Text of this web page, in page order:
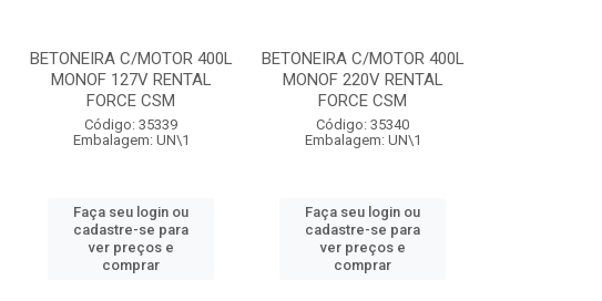
BETONEIRA C/MOTOR 400L
MONOF 127V RENTAL
FORCE CSM
Código: 35339
Embalagem: UN\1
Faça seu login ou
cadastre-se para
ver preços e
comprar
BETONEIRA C/MOTOR 400L
MONOF 220V RENTAL
FORCE CSM
Código: 35340
Embalagem: UN\1
Faça seu login ou
cadastre-se para
ver preços e
comprar